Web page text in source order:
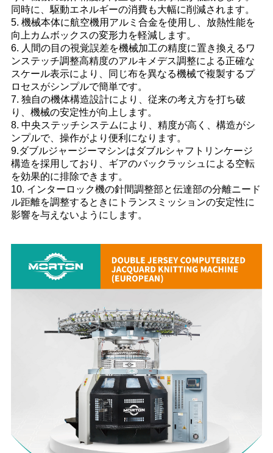
同時に、駆動エネルギーの消費も大幅に削減されます。
5. 機械本体に航空機用アルミ合金を使用し、放熱性能を
向上 カムボックスの変形力を軽減します。
6. 人間の目の視覚誤差を機械加工の精度に置き換えるワ
ンステッチ調整高精度のアルキメデス調整による正確な
スケール表示により、
同じ布を異なる機械で複製するプ
ロセスがシンプルで簡単です。
7. 独自の機体構造設計により、従来の考え方を打ち破
り、機械の安定性が向上します。
8. 中央ステッチシステムにより、精度が高く、構造がシ
ンプルで、操作がより便利になります。
9.ダブルジャージーマシンはダブルシャフトリンケージ
構造を採用しており、 ギアのバックラッシュによる空転
を効果的に排除できます。
10. インターロック機の針間調整部と伝達部の分離ニード
ル距離を調整するときにトランスミッションの安定性に
影響を与えないようにします。